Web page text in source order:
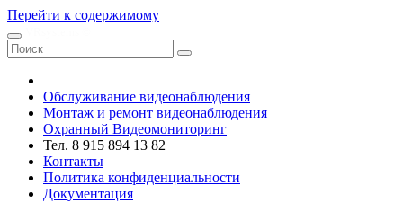
Перейти к содержимому
Обслуживание видеонаблюдения
Монтаж и ремонт видеонаблюдения
Охранный Видеомониторинг
Тел. 8 915 894 13 82
Контакты
Политика конфиденциальности
Документация